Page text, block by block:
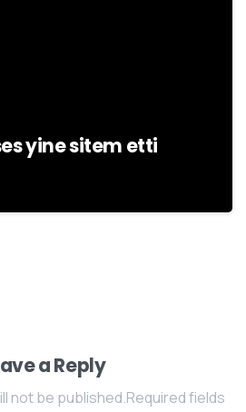
yine sitem etti
a Reply
not be published.Required fields